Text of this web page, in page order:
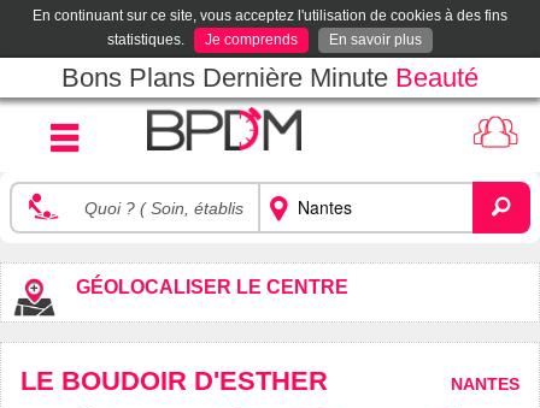
En continuant sur ce site, vous acceptez l'utilisation de cookies à des fins
statistiques.
Je comprends En savoir plus
Bons Plans Dernière Minute Beauté
GÉOLOCALISER LE CENTRE
LE BOUDOIR D'ESTHER NANTES